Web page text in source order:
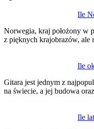
Ile
Norwegia, kraj położony w
z pięknych krajobrazów,
Ile
Gitara jest jednym z
na świecie, a jej budowa
Ile
wpisu